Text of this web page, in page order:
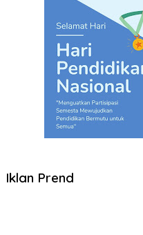
Iklan Prend